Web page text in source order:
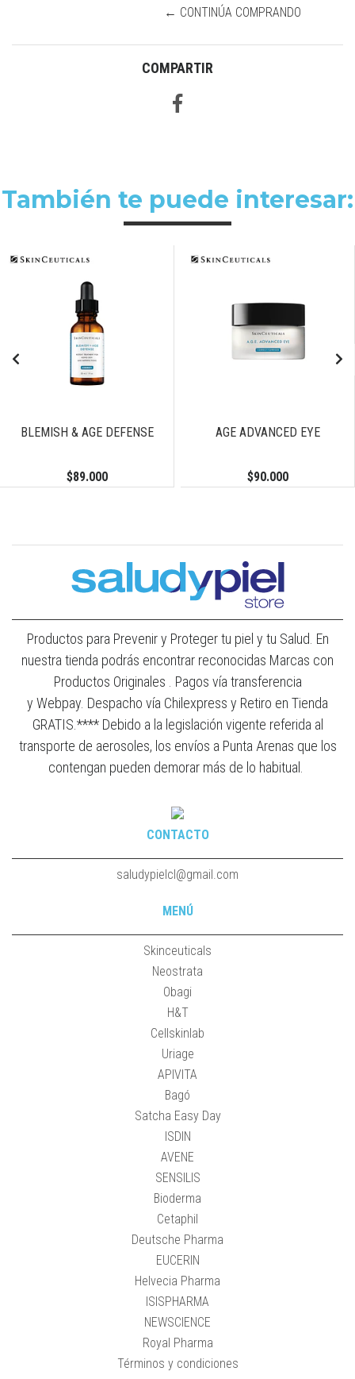
← CONTINÚA COMPRANDO
COMPARTIR
También te puede interesar:
BLEMISH & AGE DEFENSE
$89.000
AGE ADVANCED EYE
$90.000
Productos para Prevenir y Proteger tu piel y tu Salud. En
nuestra tienda podrás encontrar reconocidas Marcas con
Productos Originales . Pagos vía transferencia
y Webpay. Despacho vía Chilexpress y Retiro en Tienda
GRATIS.**** Debido a la legislación vigente referida al
transporte de aerosoles, los envíos a Punta Arenas que los
contengan pueden demorar más de lo habitual.
CONTACTO
saludypielcl@gmail.com
MENÚ
Skinceuticals
Neostrata
Obagi
H&T
Cellskinlab
Uriage
APIVITA
Bagó
Satcha Easy Day
ISDIN
AVENE
SENSILIS
Bioderma
Cetaphil
Deutsche Pharma
EUCERIN
Helvecia Pharma
ISISPHARMA
NEWSCIENCE
Royal Pharma
Términos y condiciones